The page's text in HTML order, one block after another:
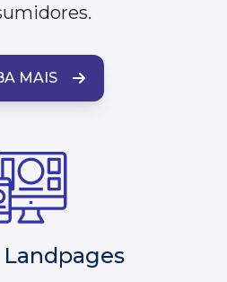
MAIS
Landpages